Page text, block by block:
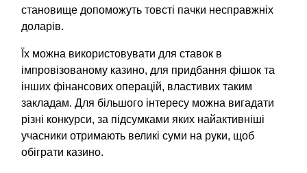
становище допоможуть товсті пачки несправжніх
доларів.
Їх можна використовувати для ставок в
імпровізованому казино, для придбання фішок та
інших фінансових операцій, властивих таким
закладам. Для більшого інтересу можна вигадати
різні конкурси, за підсумками яких найактивніші
учасники отримають великі суми на руки, щоб
обіграти казино.